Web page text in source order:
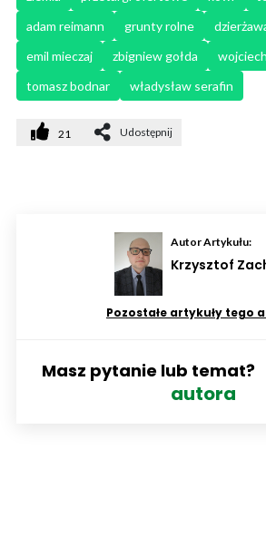
adam reimann
grunty rolne
emil mieczaj
zbigniew gołda
tomasz bodnar
władysław serafin
21 Udostępnij
Autor Artykułu:
Krzysztof
Pozostałe artykuły tego
Masz pytanie lub temat?
autora